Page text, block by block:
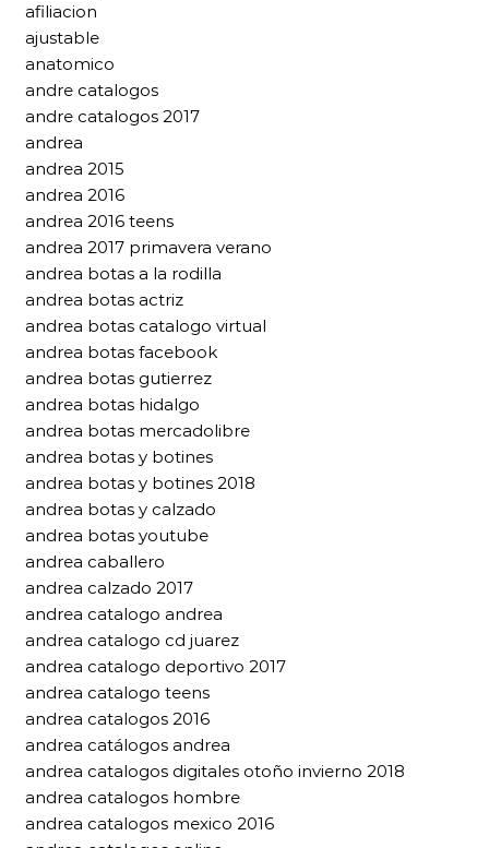
afiliacion
ajustable
anatomico
andre catalogos
andre catalogos 2017
andrea
andrea 2015
andrea 2016
andrea 2016 teens
andrea 2017 primavera verano
andrea botas a la rodilla
andrea botas actriz
andrea botas catalogo virtual
andrea botas facebook
andrea botas gutierrez
andrea botas hidalgo
andrea botas mercadolibre
andrea botas y botines
andrea botas y botines 2018
andrea botas y calzado
andrea botas youtube
andrea caballero
andrea calzado 2017
andrea catalogo andrea
andrea catalogo cd juarez
andrea catalogo deportivo 2017
andrea catalogo teens
andrea catalogos 2016
andrea catálogos andrea
andrea catalogos digitales otoño invierno 2018
andrea catalogos hombre
andrea catalogos mexico 2016